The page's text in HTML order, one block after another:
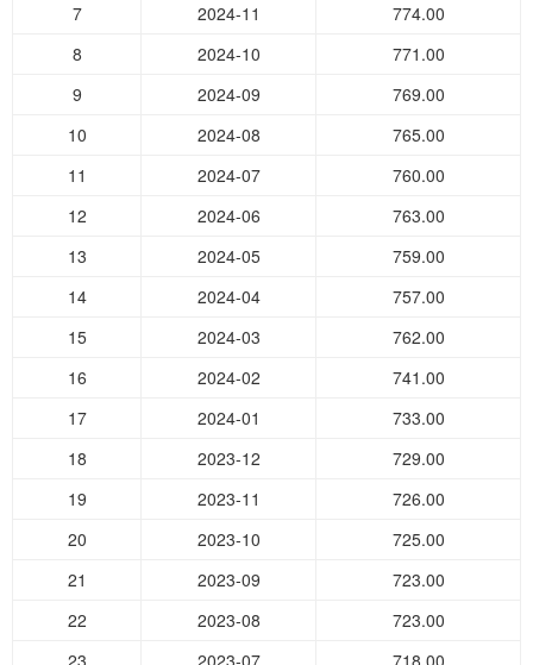
7
2024-11
774.00
8
2024-10
771.00
9
2024-09
769.00
10
2024-08
765.00
11
2024-07
760.00
12
2024-06
763.00
13
2024-05
759.00
14
2024-04
757.00
15
2024-03
762.00
16
2024-02
741.00
17
2024-01
733.00
18
2023-12
729.00
19
2023-11
726.00
20
2023-10
725.00
21
2023-09
723.00
22
2023-08
723.00
23
2023-07
718.00